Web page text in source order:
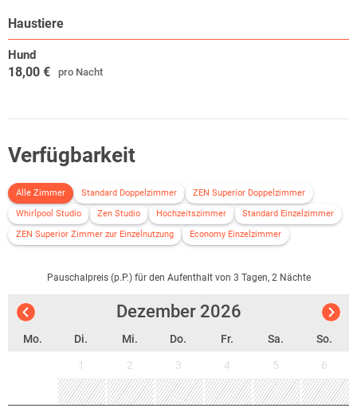
Legoland: 50 km
Haustiere
Hund
18,00 € pro Nacht
Verfügbarkeit
Alle Zimmer Standard Doppelzimmer
ZEN Superior Doppelzimmer
Whirlpool Studio
Zen Studio Hochzeitszimmer
Standard Einzelzimmer
ZEN Superior Zimmer zur Einzelnutzung
Economy Einzelzimmer
Pauschalpreis (p.P.) für den Aufenthalt von 3 Tagen, 2 Nächte
Dezember 2026
Mo. Di. Mi. Do. Fr. Sa. So.
1 2 3 4 5 6